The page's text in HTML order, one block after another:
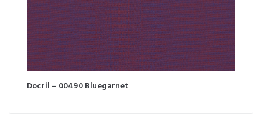
Docril – 00490 Bluegarnet